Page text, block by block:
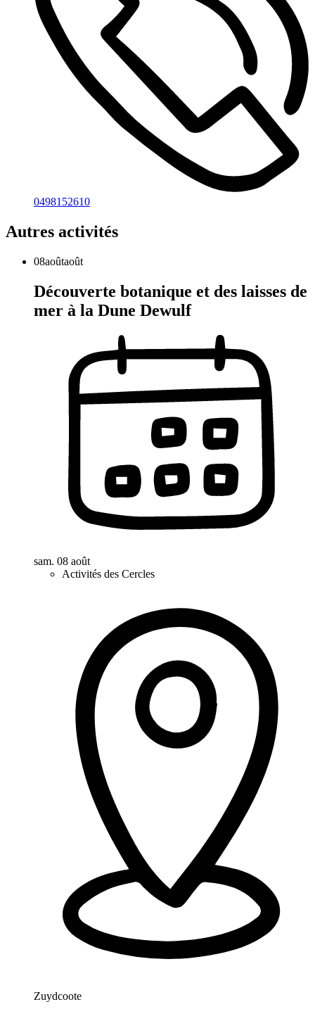
0498152610
Autres activités
08aoûtaoût
Découverte botanique et des laisses de
mer à la Dune Dewulf
sam. 08 août
Activités des Cercles
Zuydcoote